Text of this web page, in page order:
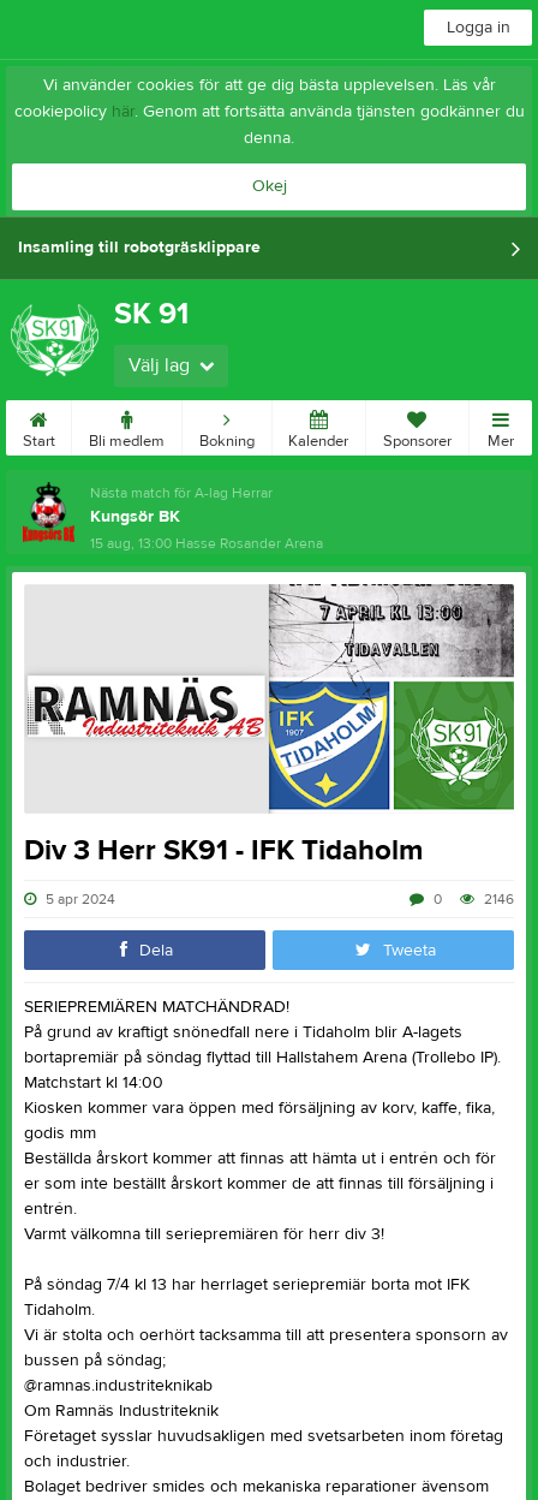
Logga in
Vi använder cookies för att ge dig bästa upplevelsen. Läs vår
cookiepolicy här. Genom att fortsätta använda tjänsten godkänner du
denna.
Okej
Insamling till robotgräsklippare
SK 91
Välj lag
Start Bli medlem Bokning Kalender Sponsorer Mer
Nästa match för A-lag Herrar
Kungsör BK
15 aug, 13:00 Hasse Rosander Arena
Div 3 Herr SK91 - IFK Tidaholm
5 apr 2024 2146
0
Dela Tweeta
SERIEPREMIÄREN MATCHÄNDRAD!
På grund av kraftigt snönedfall nere i Tidaholm blir A-lagets
bortapremiär på söndag flyttad till Hallstahem Arena (Trollebo IP).
Matchstart kl 14:00
Kiosken kommer vara öppen med försäljning av korv, kaffe, fika,
godis mm
Beställda årskort kommer att finnas att hämta ut i entrén och för
er som inte beställt årskort kommer de att finnas till försäljning i
entrén.
Varmt välkomna till seriepremiären för herr div 3!
På söndag 7/4 kl 13 har herrlaget seriepremiär borta mot IFK
Tidaholm.
Vi är stolta och oerhört tacksamma till att presentera sponsorn av
bussen på söndag;
@ramnas.industriteknikab
Om Ramnäs Industriteknik
Företaget sysslar huvudsakligen med svetsarbeten inom företag
och industrier.
Bolaget bedriver smides och mekaniska reparationer ävensom